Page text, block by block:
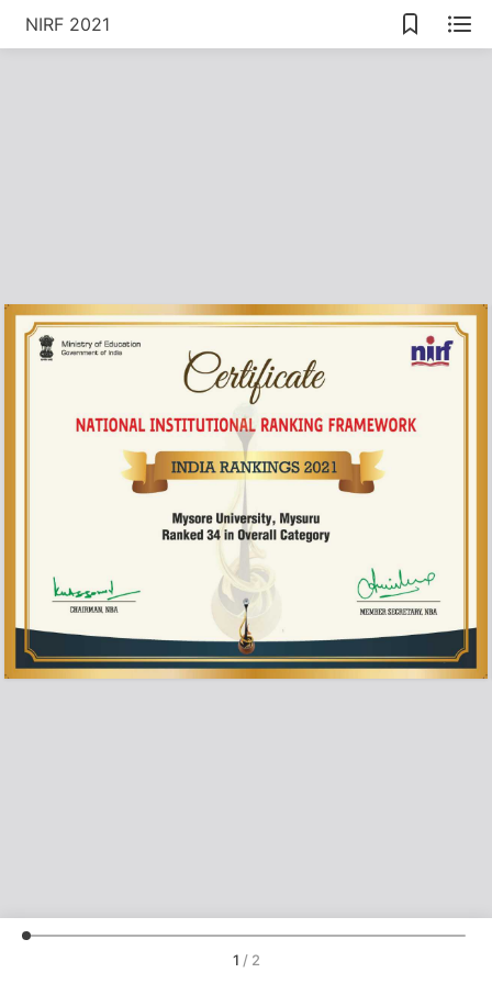
NIRF 2021
1 / 2